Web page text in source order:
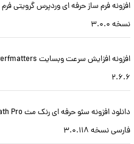
نسخه 3.0.0
2.6.6
فارسی نسخه 3.0.118